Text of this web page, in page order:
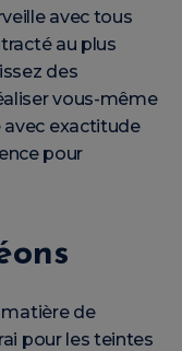
avec tous
au plus
des
vous-même
exactitude
pour
de
pour les teintes